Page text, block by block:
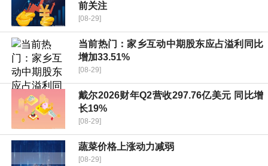
前关注
[08-29]
当前热门：家乡互动中期股东应占溢利同比
增加33.51%
[08-29]
戴尔2026财年Q2营收297.76亿美元 同比增
长19%
[08-29]
蔬菜价格上涨动力减弱
[08-29]